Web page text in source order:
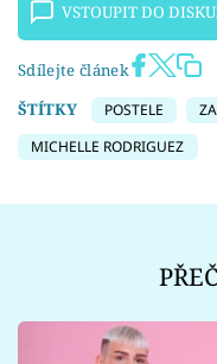
VSTOUPIT DO
Sdílejte článek
ŠTÍTKY
POSTELE
MICHELLE RODRIGUEZ